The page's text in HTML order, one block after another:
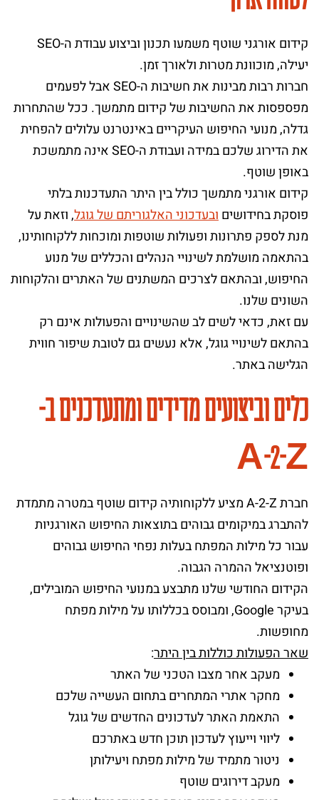
קידום אורגני שוטף משמעו תכנון וביצוע עבודת ה-SEO
יעילה, מוכוונת מטרות ולאורך זמן.
חברות רבות מבינות את חשיבות ה-SEO אבל לפעמים
מפספסות את החשיבות של קידום מתמשך. ככל שהתחרות
גדלה, מנועי החיפוש העיקריים באינטרנט עלולים להפחית
את הדירוג שלכם במידה ועבודת ה-SEO אינה מתמשכת
באופן שוטף.
קידום אורגני מתמשך כולל בין היתר התעדכנות בלתי
פוסקת בחידושיםובעדכוני האלגוריתם של גוגל, וזאת על
מנת לספק פתרונות ופעולות שוטפות ומוכחות ללקוחותינו,
בהתאמה מושלמת לשינויי הנהלים והכללים של מנוע
החיפוש, ובהתאם לצרכים המשתנים של האתרים והלקוחות
השונים שלנו.
עם זאת, כדאי לשים לב שהשינויים והפעולות אינם רק
בהתאם לשינויי גוגל, אלא נעשים גם לטובת שיפור חווית
הגלישה באתר.
כלים וביצועים מדידים ומתעדכנים ב-
A-2-Z
חברת A-2-Z מציע ללקוחותיה קידום שוטף במטרה מתמדת
להתברג במיקומים גבוהים בתוצאות החיפוש האורגניות
עבור כל מילות המפתח בעלות נפחי החיפוש גבוהים
ופוטנציאל ההמרה הגבוה.
הקידום החודשי שלנו מתבצע במנועי החיפוש המובילים,
בעיקר Google, ומבוסס בכללותו על מילות מפתח
מחופשות.
שאר הפעולות כוללות בין היתר:
מעקב אחר מצבו הטכני של האתר
מחקר אתרי המתחרים בתחום העשייה שלכם
התאמת האתר לעדכונים החדשים של גוגל
ליווי וייעוץ לעדכון תוכן חדש באתרכם
ניטור מתמיד של מילות מפתח ויעילותן
מעקב דירוגים שוטף